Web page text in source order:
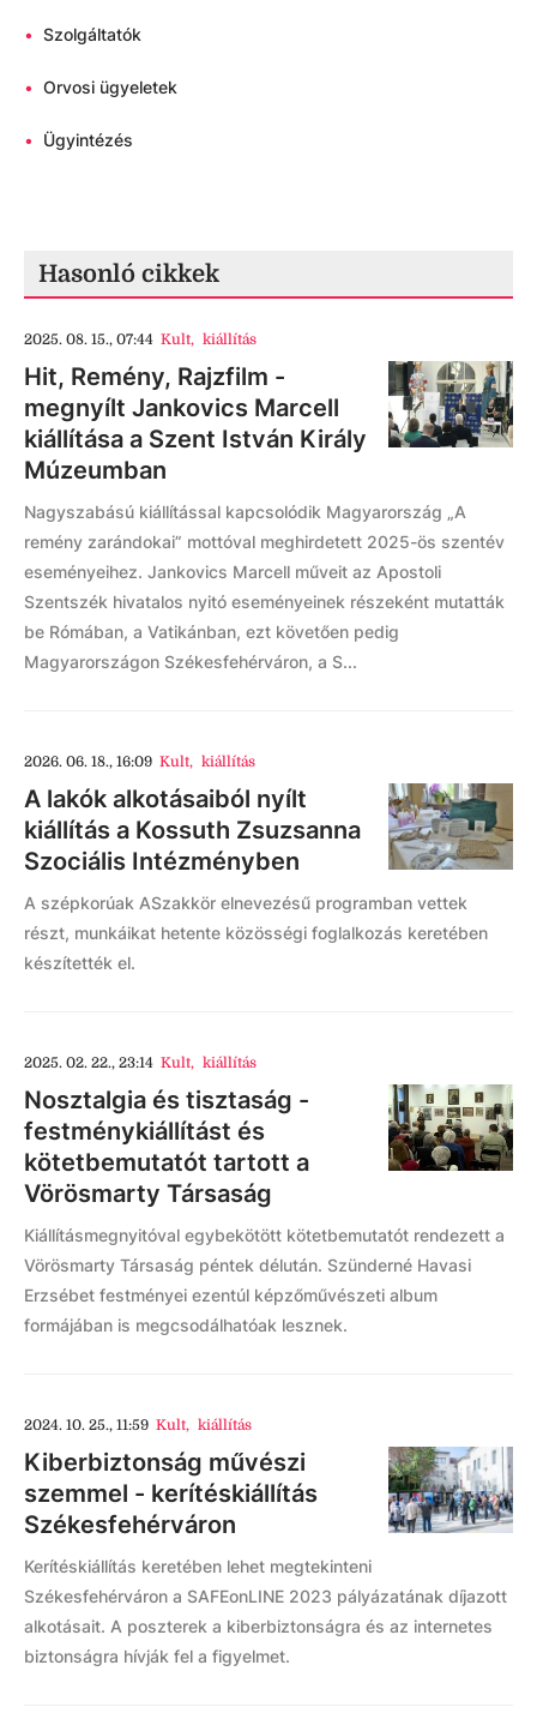
• Szolgáltatók
• Orvosi ügyeletek
• Ügyintézés
Hasonló cikkek
2025. 08. 15., 07:44 Kult, kiállítás
Hit, Remény, Rajzfilm -
megnyílt Jankovics Marcell
kiállítása a Szent István Király
Múzeumban
Nagyszabású kiállítással kapcsolódik Magyarország „A
remény zarándokai” mottóval meghirdetett 2025-ös szentév
eseményeihez. Jankovics Marcell műveit az Apostoli
Szentszék hivatalos nyitó eseményeinek részeként mutatták
be Rómában, a Vatikánban, ezt követően pedig
Magyarországon Székesfehérváron, a S...
2026. 06. 18., 16:09 Kult, kiállítás
A lakók alkotásaiból nyílt
kiállítás a Kossuth Zsuzsanna
Szociális Intézményben
A szépkorúak ASzakkör elnevezésű programban vettek
részt, munkáikat hetente közösségi foglalkozás keretében
készítették el.
2025. 02. 22., 23:14 Kult, kiállítás
Nosztalgia és tisztaság -
festménykiállítást és
kötetbemutatót tartott a
Vörösmarty Társaság
Kiállításmegnyitóval egybekötött kötetbemutatót rendezett a
Vörösmarty Társaság péntek délután. Szünderné Havasi
Erzsébet festményei ezentúl képzőművészeti album
formájában is megcsodálhatóak lesznek.
2024. 10. 25., 11:59 Kult, kiállítás
Kiberbiztonság művészi
szemmel - kerítéskiállítás
Székesfehérváron
Kerítéskiállítás keretében lehet megtekinteni
Székesfehérváron a SAFEonLINE 2023 pályázatának díjazott
alkotásait. A poszterek a kiberbiztonságra és az internetes
biztonságra hívják fel a figyelmet.